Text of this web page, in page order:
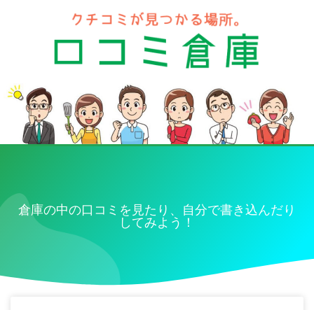
倉庫の中の口コミを見たり、自分で書き込んだり
してみよう！